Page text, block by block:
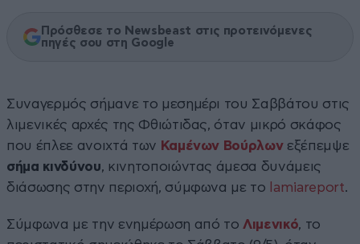
Πρόσθεσε το Newsbeast στις προτεινόμενες
πηγές σου στη Google
Συναγερμός σήμανε το μεσημέρι του Σαββάτου στις
λιμενικές αρχές της Φθιώτιδας, όταν μικρό σκάφος
που έπλεε ανοιχτά των Καμένων Βούρλωνεξέπεμψε
σήμα κινδύνου, κινητοποιώντας άμεσα δυνάμεις
διάσωσης στην περιοχή, σύμφωνα με το
lamiareport.
Σύμφωνα με την ενημέρωση από το Λιμενικό, το